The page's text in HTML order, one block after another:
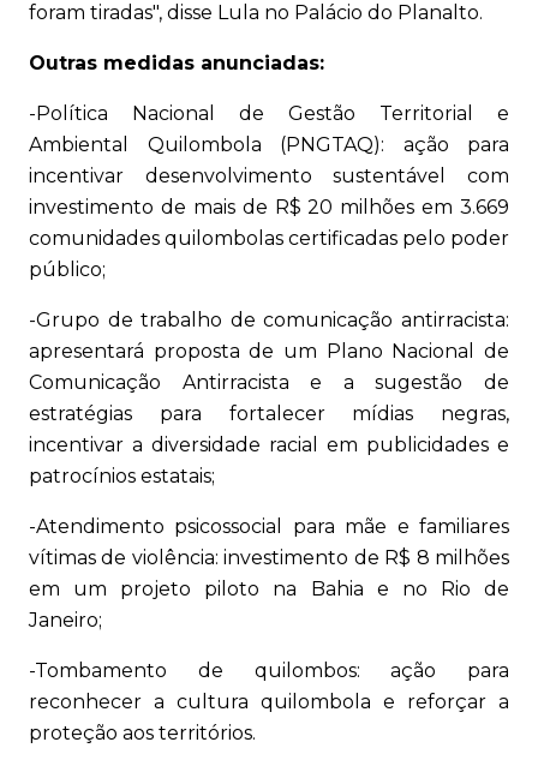
foram tiradas", disse Lula no Palácio do Planalto.
Outras medidas anunciadas:
-Política Nacional de Gestão Territorial e
Ambiental Quilombola (PNGTAQ): ação para
incentivar desenvolvimento sustentável com
investimento de mais de R$ 20 milhões em 3.669
comunidades quilombolas certificadas pelo poder
público;
-Grupo de trabalho de comunicação antirracista:
apresentará proposta de um Plano Nacional de
Comunicação Antirracista e a sugestão de
estratégias para fortalecer mídias negras,
incentivar a diversidade racial em publicidades e
patrocínios estatais;
-Atendimento psicossocial para mãe e familiares
vítimas de violência: investimento de R$ 8 milhões
em um projeto piloto na Bahia e no Rio de
Janeiro;
-Tombamento de quilombos: ação para
reconhecer a cultura quilombola e reforçar a
proteção aos territórios.